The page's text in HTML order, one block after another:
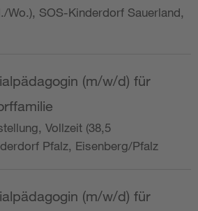
Wo.), SOS-Kinderdorf Sauerland,
(m/w/d) für
Vollzeit (38,5
Pfalz, Eisenberg/Pfalz
(m/w/d) für